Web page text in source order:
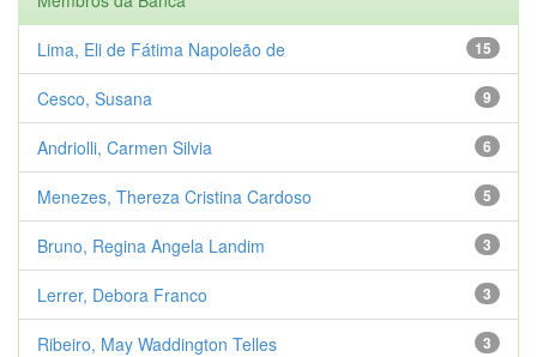
15
Lima, Eli de Fátima Napoleão de
9
Cesco, Susana
6
Andriolli, Carmen Silvia
5
Menezes, Thereza Cristina Cardoso
3
Bruno, Regina Angela Landim
3
Lerrer, Debora Franco
3
Ribeiro, May Waddington Telles